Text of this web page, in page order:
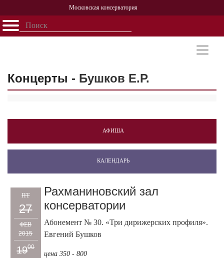
Московская консерватория
Открыть - закрыть
Персоналии
История
Концерты - Бушков Е.Р.
АФИША
КАЛЕНДАРЬ
ПТ
27
ФЕВ
2015
1900
Рахманиновский зал
консерватории
Абонемент № 30. «Три дирижерских профиля».
Евгений Бушков
цена 350 - 800